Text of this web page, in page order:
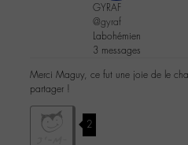
GYRAF
@gyraf
Labohémien
3 messages
Merci Maguy, ce fut une joie de le
partager !
2